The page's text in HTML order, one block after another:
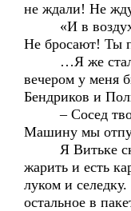
не ждали! Не
«И в воздух…
Не бросают! Ты
…Я же стал
вечером у меня
Бендриков и
– Сосед твой
Машину мы
Я Витьке
жарить и есть
луком и
остальное в